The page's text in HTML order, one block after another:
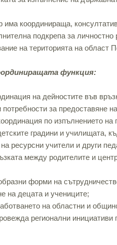
има координираща,
подкрепа за
на територията на област
функция:
на дейностите във
потребности за предоставяне
по изпълнението на
градини и училищата,
ресурсни учители и други
между родителите и
форми на
на децата и учениците;
на областни и
регионални